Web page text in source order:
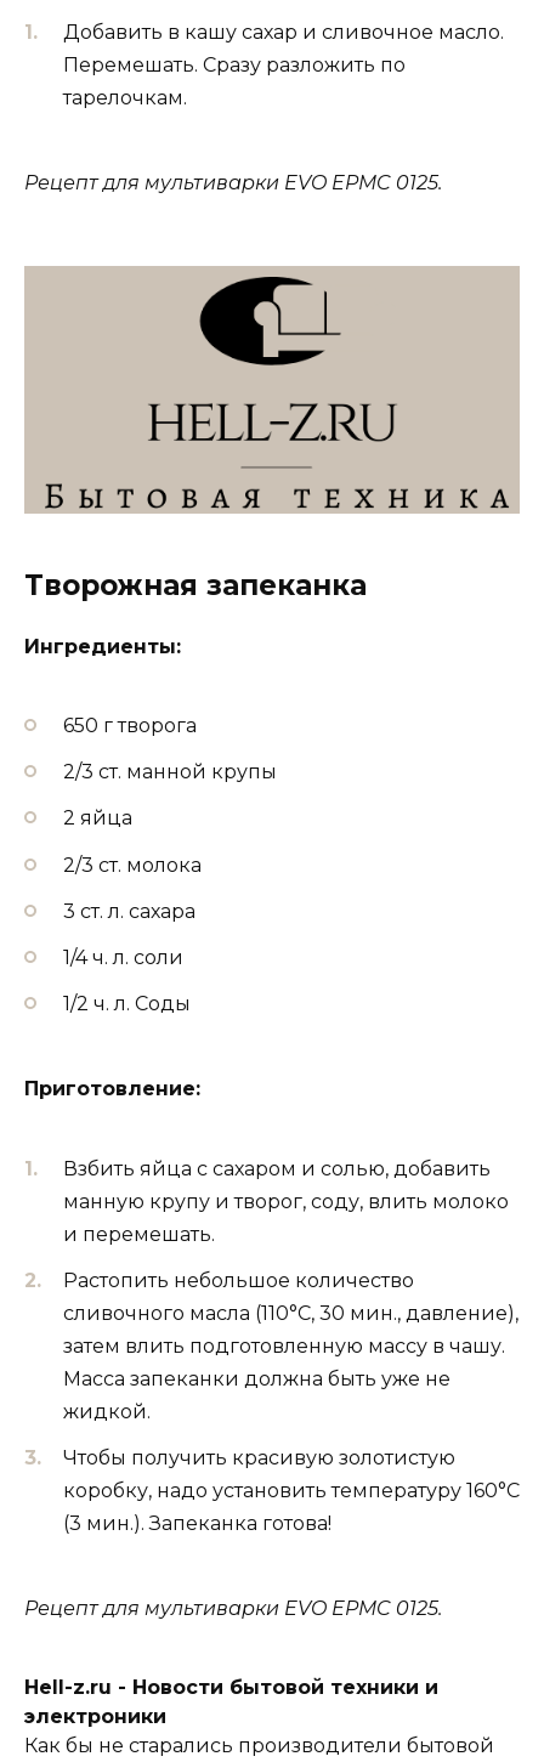
Добавить в кашу сахар и сливочное масло.
Перемешать. Сразу разложить по
тарелочкам.
Рецепт для мультиварки EVO EPMC 0125.
Творожная запеканка
Ингредиенты:
650 г творога
2/3 ст. манной крупы
2 яйца
2/3 ст. молока
3 ст. л. сахара
1/4 ч. л. соли
1/2 ч. л. Соды
Приготовление:
Взбить яйца с сахаром и солью, добавить
манную крупу и творог, соду, влить молоко
и перемешать.
Растопить небольшое количество
сливочного масла (110°С, 30 мин., давление),
затем влить подготовленную массу в чашу.
Масса запеканки должна быть уже не
жидкой.
Чтобы получить красивую золотистую
коробку, надо установить температуру 160°С
(3 мин.). Запеканка готова!
Рецепт для мультиварки EVO EPMC 0125.
Hell-z.ru - Новости бытовой техники и
электроники
Как бы не старались производители бытовой